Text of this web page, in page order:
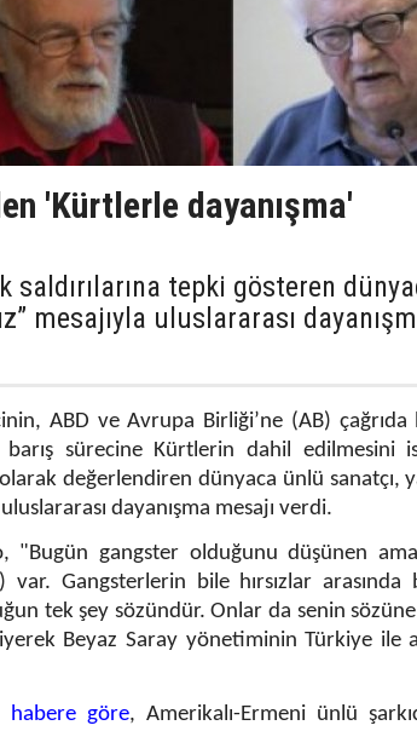
'Kürtlerle dayanışma'
saldırılarına tepki gösteren
mesajıyla uluslararası
ABD ve Avrupa Birliği’ne (AB)
sürecine Kürtlerin dahil edilmesini
olarak değerlendiren dünyaca ünlü sanatçı,
dayanışma mesajı verdi.
"Bugün gangster olduğunu düşünen
var. Gangsterlerin bile hırsızlar
tek şey sözündür. Onlar da senin
Beyaz Saray yönetiminin Türkiye ile
habere göre, Amerikalı-Ermeni ünlü